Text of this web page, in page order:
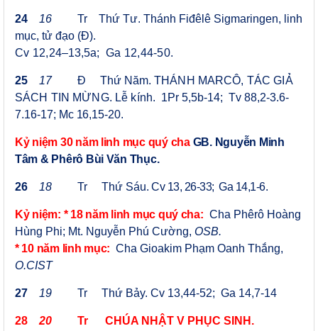
24 16 Tr
Thứ Tư. Thánh Fiđêlê Sigmaringen, linh
mục, tử đạo (Đ).
Cv 12,24–13,5a; Ga 12,44-50.
25 17Đ Thứ Năm. THÁNH MARCÔ, TÁC GIẢ
SÁCH TIN MỪNG. Lễ kính. 1Pr 5,5b-14; Tv 88,2-3.6-
7.16-17; Mc 16,15-20.
Kỷ niệm 30 năm linh mục quý cha GB. Nguyễn Minh
Tâm & Phêrô Bùi Văn Thục.
26 18 Tr Thứ Sáu. Cv 13, 26-33; Ga 14,1-6.
Kỷ niệm: * 18 năm linh mục quý cha: Cha Phêrô Hoàng
Hùng Phi; Mt. Nguyễn Phú Cường, OSB.
* 10năm linh mục: Cha Gioakim Phạm Oanh Thắng,
O.CIST
27 19 Tr Thứ Bảy. Cv 13,44-52; Ga 14,7-14
28 20 Tr CHÚA NHẬT V PHỤC SINH .